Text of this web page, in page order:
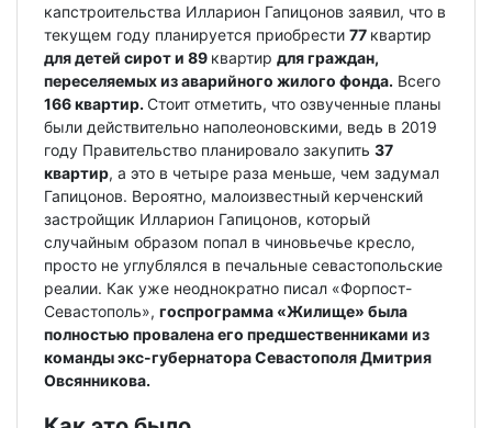
капстроительства Илларион Гапицонов заявил, что в
текущем году планируется приобрести 77 квартир
для детей сирот и 89 квартир для граждан,
переселяемых из аварийного жилого фонда. Всего
166 квартир. Стоит отметить, что озвученные планы
были действительно наполеоновскими, ведь в 2019
году Правительство планировало закупить 37
квартир, а это в четыре раза меньше, чем задумал
Гапицонов. Вероятно, малоизвестный керченский
застройщик Илларион Гапицонов, который
случайным образом попал в чиновьечье кресло,
просто не углублялся в печальные севастопольские
реалии. Как уже неоднократно писал «Форпост-
Севастополь», госпрограмма «Жилище» была
полностью провалена его предшественниками из
команды экс-губернатора Севастополя Дмитрия
Овсянникова.